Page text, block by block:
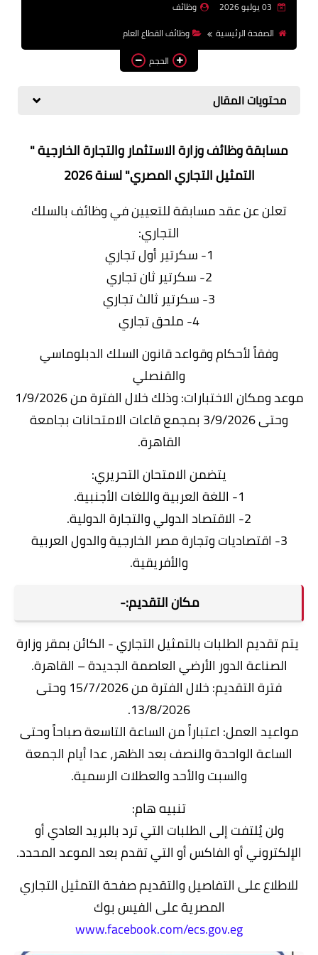
بالجامعات والمعاهد
اخبار
وظائف
الصفحة الرئيسية
وظائف القطاع العام
الحجم
محتويات المقال
مسابقة وظائف وزارة الاستثمار والتجارة الخارجية "
التمثيل التجاري المصري" لسنة 2026
تعلن عن عقد مسابقة للتعيين في وظائف بالسلك
التجاري:
1- سكرتير أول تجاري
2- سكرتير ثان تجاري
3- سكرتير ثالث تجاري
4- ملحق تجاري
وفقاً لأحكام وقواعد قانون السلك الدبلوماسي
والقنصلي
موعد ومكان الاختبارات: وذلك خلال الفترة من 1/9/2026
وحتى 3/9/2026 بمجمع قاعات الامتحانات بجامعة
القاهرة.
يتضمن الامتحان التحريري:
1- اللغة العربية واللغات الأجنبية.
2- الاقتصاد الدولي والتجارة الدولية.
3- اقتصاديات وتجارة مصر الخارجية والدول العربية
والأفريقية.
مكان التقديم:-
يتم تقديم الطلبات بالتمثيل التجاري - الكائن بمقر وزارة
الصناعة الدور الأرضي العاصمة الجديدة – القاهرة.
فترة التقديم: خلال الفترة من 15/7/2026 وحتى
13/8/2026.
مواعيد العمل: اعتباراً من الساعة التاسعة صباحاً وحتى
الساعة الواحدة والنصف بعد الظهر، عدا أيام الجمعة
والسبت والأحد والعطلات الرسمية.
تنبيه هام:
ولن يُلتفت إلى الطلبات التي ترد بالبريد العادي أو
الإلكتروني أو الفاكس أو التي تقدم بعد الموعد المحدد.
للاطلاع على التفاصيل والتقديم صفحة التمثيل التجاري
المصرية على الفيس بوك
www.facebook.com/ecs.gov.eg